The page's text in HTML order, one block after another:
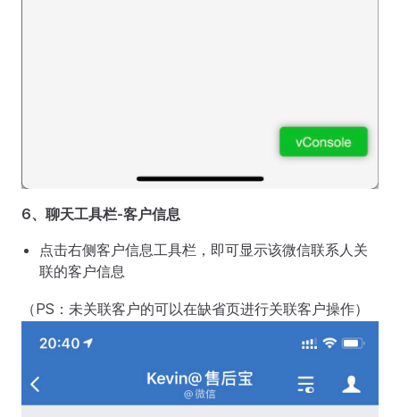
6、聊天工具栏-客户信息
点击右侧客户信息工具栏，即可显示该微信联系人关
联的客户信息
（PS：未关联客户的可以在缺省页进行关联客户操作）